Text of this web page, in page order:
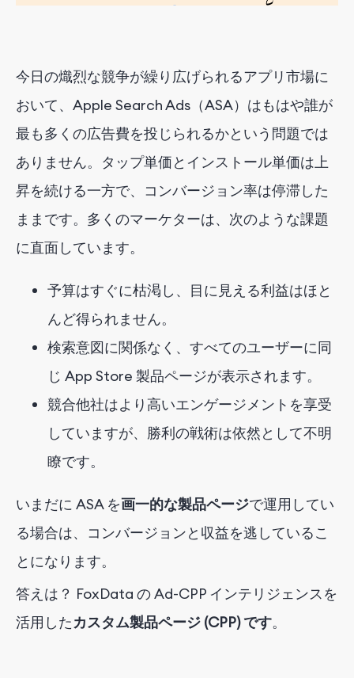
今日の熾烈な競争が繰り広げられるアプリ市場に
おいて、Apple Search Ads（ASA）はもはや誰が
最も多くの広告費を投じられるかという問題では
ありません。タップ単価とインストール単価は上
昇を続ける一方で、コンバージョン率は停滞した
ままです。多くのマーケターは、次のような課題
に直面しています。
予算はすぐに枯渇し、目に見える利益はほと
んど得られません。
検索意図に関係なく、すべてのユーザーに同
じ App Store 製品ページが表示されます。
競合他社はより高いエンゲージメントを享受
していますが、勝利の戦術は依然として不明
瞭です。
いまだに ASA を画一的な製品ページで運用してい
る場合は、コンバージョンと収益を逃しているこ
とになります。
答えは？ FoxData の Ad-CPP インテリジェンスを
活用したカスタム製品ページ (CPP) です。